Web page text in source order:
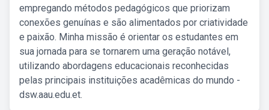
empregando métodos pedagógicos que priorizam
conexões genuínas e são alimentados por criatividade
e paixão. Minha missão é orientar os estudantes em
sua jornada para se tornarem uma geração notável,
utilizando abordagens educacionais reconhecidas
pelas principais instituições acadêmicas do mundo -
dsw.aau.edu.et.